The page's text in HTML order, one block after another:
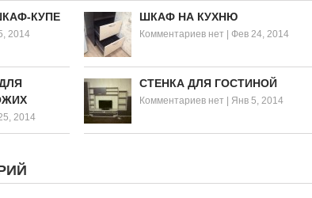
КУПЕ
2014
ШКАФ НА КУХНЮ
Комментариев нет |Фев 24, 2014
2014
СТЕНКА ДЛЯ ГОСТИНОЙ
Комментариев нет Янв 5, 2014